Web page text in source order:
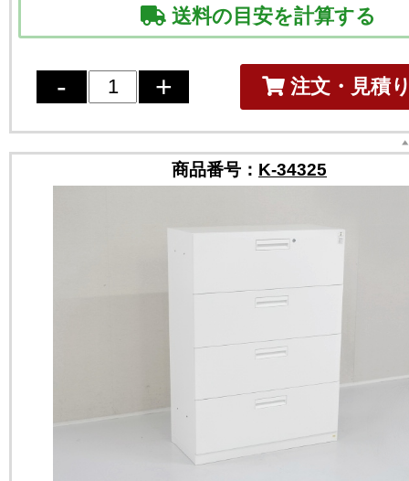
送料の目安を計算する
注文・見積
商品番号： K-34325